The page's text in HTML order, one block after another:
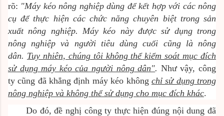
rõ: "Máy kéo nông nghiệp dùng để kết hợp với các nông
cụ để thực hiện các chức năng chuyên biệt trong sản
xuất nông nghiệp. Máy kéo này được sử dụng trong
nông nghiệp và người tiêu dùng cuối cũng là nông
dân. Tuy nhiên, chúng tôi không thể kiểm soát mục đích
sử dụng máy kéo của người nông dân". Như vậy, công
ty cũng đã khẳng định máy kéo không chỉ sử dụng trong
nông nghiệp và không thể sử dụng cho mục đích khác.
Do đó, đề nghị công ty thực hiện đúng nội dung đã